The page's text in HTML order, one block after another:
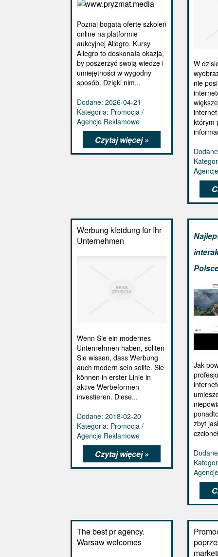
Poznaj bogatą ofertę szkoleń
online na platformie
aukcyjnej Allegro. Kursy
Allegro to doskonała okazja,
by poszerzyć swoją wiedzę i
umiejętności w wygodny
sposób. Dzięki nim...
Dodane: 2026-04-21
Kategoria: Promocja /
Agencje Reklamowe
Czytaj więcej »
W
nie
którym
Werbung kleidung für Ihr
Unternehmen
Wenn Sie ein modernes
Unternehmen haben, sollten
Sie wissen, dass Werbung
auch modern sein sollte. Sie
können in erster Linie in
aktive Werbeformen
investieren. Diese...
Dodane: 2018-02-20
Kategoria: Promocja /
Agencje Reklamowe
Czytaj więcej »
Jak
zbyt
The best pr agency.
Warsaw welcomes